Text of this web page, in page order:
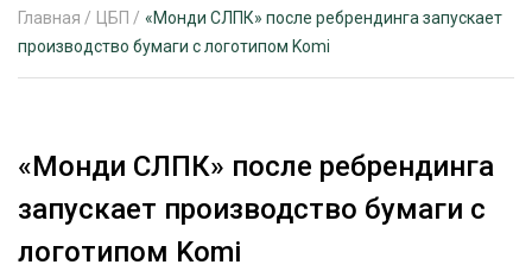
РЕКЛАМОДАТЕЛЯМ
Главная / ЦБП / «Монди СЛПК» после ребрендинга запускает
производство бумаги с логотипом Komi
«Монди СЛПК» после ребрендинга
запускает производство бумаги с
логотипом Komi